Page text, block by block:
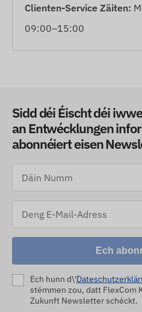
Clienten-Service Zäiten:
09:00–15:00
Sidd déi Éischt déi
an Entwécklungen
abonnéiert eisen
Ech
Ech hunn d\'
stëmmen zou, datt FlexCom
Zukunft Newsletter schéckt.